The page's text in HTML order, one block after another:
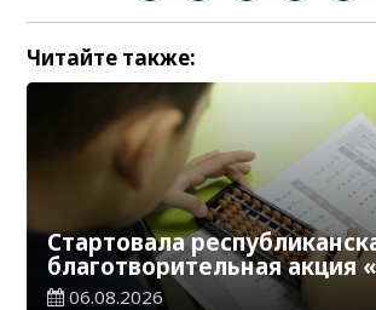
Читайте также:
Стартовала
благотворительная акция
школу»
06.08.2026